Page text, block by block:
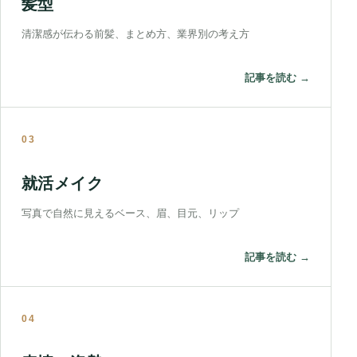
髪型
清潔感が伝わる前髪、まとめ方、業界別の考え方
記事を読む →
03
就活メイク
写真で自然に見えるベース、眉、目元、リップ
記事を読む →
04